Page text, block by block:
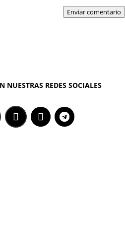
Enviar comentario
NUESTRAS REDES SOCIALES